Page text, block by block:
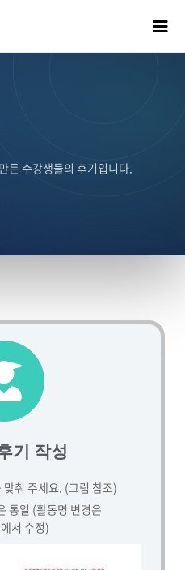
든 수강생들의 후기입니다.
기 작성
맞춰 주세요. (그림 참조)
통일 (활동명 변경은
서 수정)